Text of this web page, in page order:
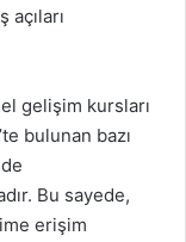
gelişim kursları
bulunan bazı
Bu sayede,
erişim